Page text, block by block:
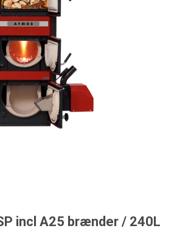
incl A25 brænder / 240L